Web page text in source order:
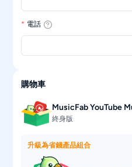
電話
購物車
MusicFab YouTube
終身版
升級為省錢產品組合